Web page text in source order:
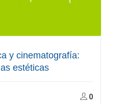
y cinematografía:
estéticas
0